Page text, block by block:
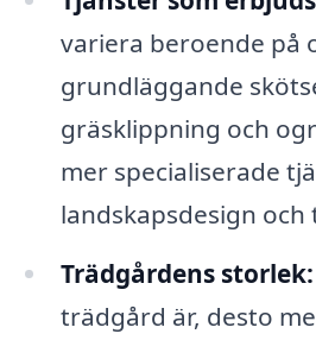
variera beroende på
grundläggande
gräsklippning och
mer specialiserade
landskapsdesign
Trädgårdens storlek:
trädgård är, desto